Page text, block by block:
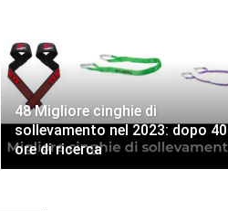
48 Migliore cinghie di
sollevamento nel 2023: dopo 40
ore di ricerca